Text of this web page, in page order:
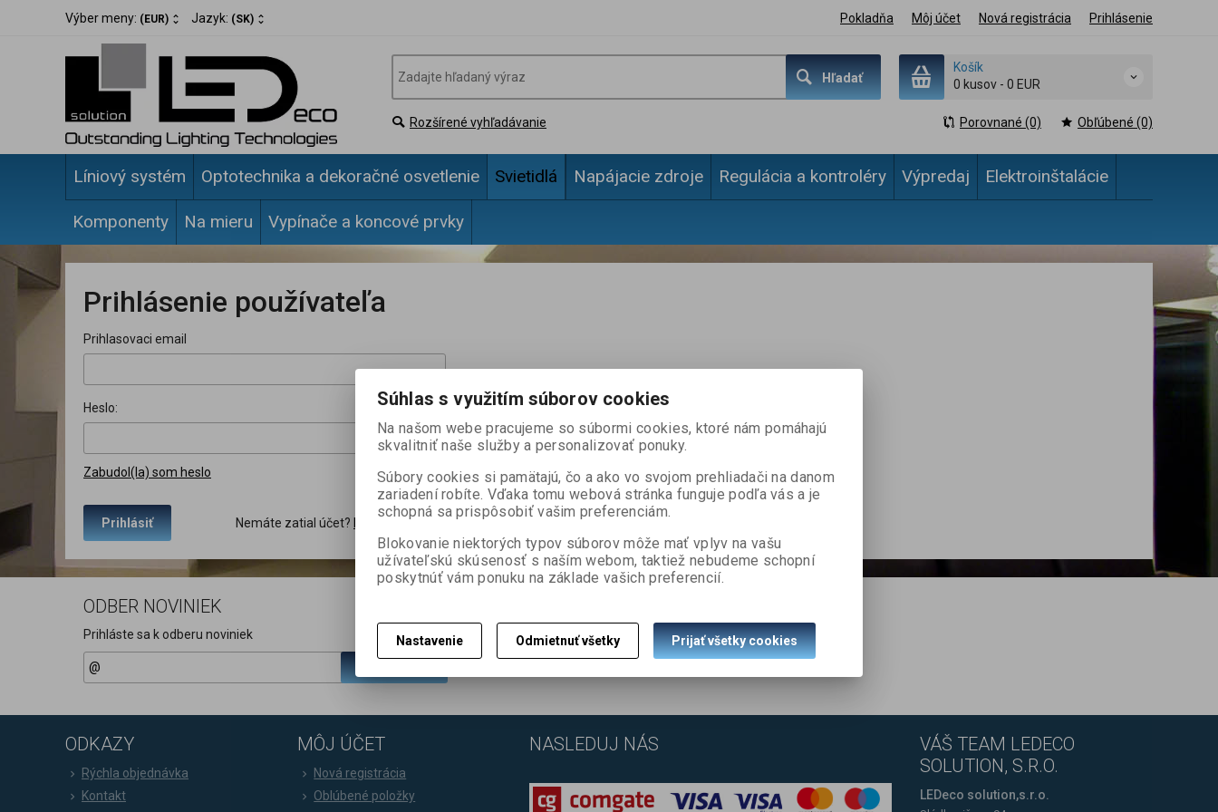
Výber meny: (EUR) Jazyk: (SK) Pokladňa Môj účet Nová registrácia Prihlásenie
Hľadať
Košík
0 kusov - 0 EUR
Rozšírené vyhľadávanie Porovnané (0) Obľúbené (0)
Líniový systém Optotechnika a dekoračné osvetlenie Svietidlá Napájacie zdroje Regulácia a kontroléry Výpredaj Elektroinštalácie
Komponenty Na mieru Vypínače a koncové prvky
Prihlásenie používateľa
Prihlasovaci email
Heslo:
Zabudol(la) som heslo
Prihlásiť Nemáte zatial účet? Nová registrácia
ODBER NOVINIEK
Prihláste sa k odberu noviniek
ODKAZY
Rýchla objednávka
Kontakt
MÔJ ÚČET
Nová registrácia
Oblúbené položky
NASLEDUJ NÁS
VÁŠ TEAM LEDECO
SOLUTION, S.R.O.
LEDeco solution,s.r.o.
Súhlas s využitím súborov cookies
Na našom webe pracujeme so súbormi cookies, ktoré nám pomáhajú
skvalitniť naše služby a personalizovať ponuky.
Súbory cookies si pamätajú, čo a ako vo svojom prehliadači na danom
zariadení robíte. Vďaka tomu webová stránka funguje podľa vás a je
schopná sa prispôsobiť vašim preferenciám.
Blokovanie niektorých typov súborov môže mať vplyv na vašu
užívateľskú skúsenosť s naším webom, taktiež nebudeme schopní
poskytnúť vám ponuku na základe vašich preferencií.
Nastavenie Odmietnuť všetky Prijať všetky cookies